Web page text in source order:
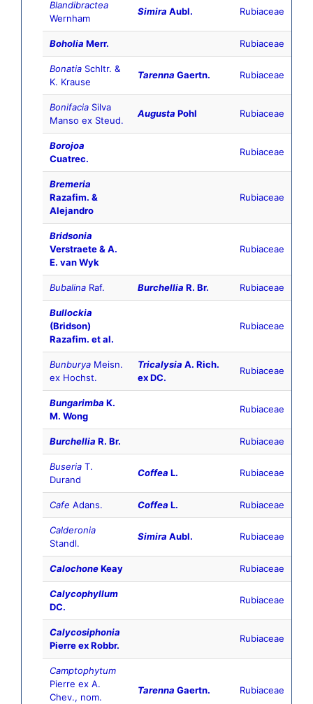
Blandibractea
Wernham
Simira Aubl. Rubiaceae
Boholia Merr. Rubiaceae
Bonatia Schltr. &
K. Krause
Tarenna Gaertn. Rubiaceae
Bonifacia Silva
Manso ex Steud.
Augusta Pohl Rubiaceae
Borojoa
Cuatrec.
Rubiaceae
Bremeria
Razafim. &
Alejandro
Rubiaceae
Bridsonia
Verstraete & A.
E. van Wyk
Rubiaceae
Bubalina Raf. Burchellia R. Br. Rubiaceae
Bullockia
(Bridson)
Razafim. et al.
Rubiaceae
Bunburya Meisn.
ex Hochst.
Tricalysia A. Rich.
ex DC.
Rubiaceae
Bungarimba K.
M. Wong
Rubiaceae
Burchellia R. Br. Rubiaceae
Buseria T.
Durand
Coffea L. Rubiaceae
Cafe Adans. Coffea L. Rubiaceae
Calderonia
Standl.
Simira Aubl. Rubiaceae
CalochoneKeay Rubiaceae
Calycophyllum
DC.
Rubiaceae
Calycosiphonia
Pierre ex Robbr.
Rubiaceae
Camptophytum
Pierre ex A.
Chev., nom.
Tarenna Gaertn. Rubiaceae